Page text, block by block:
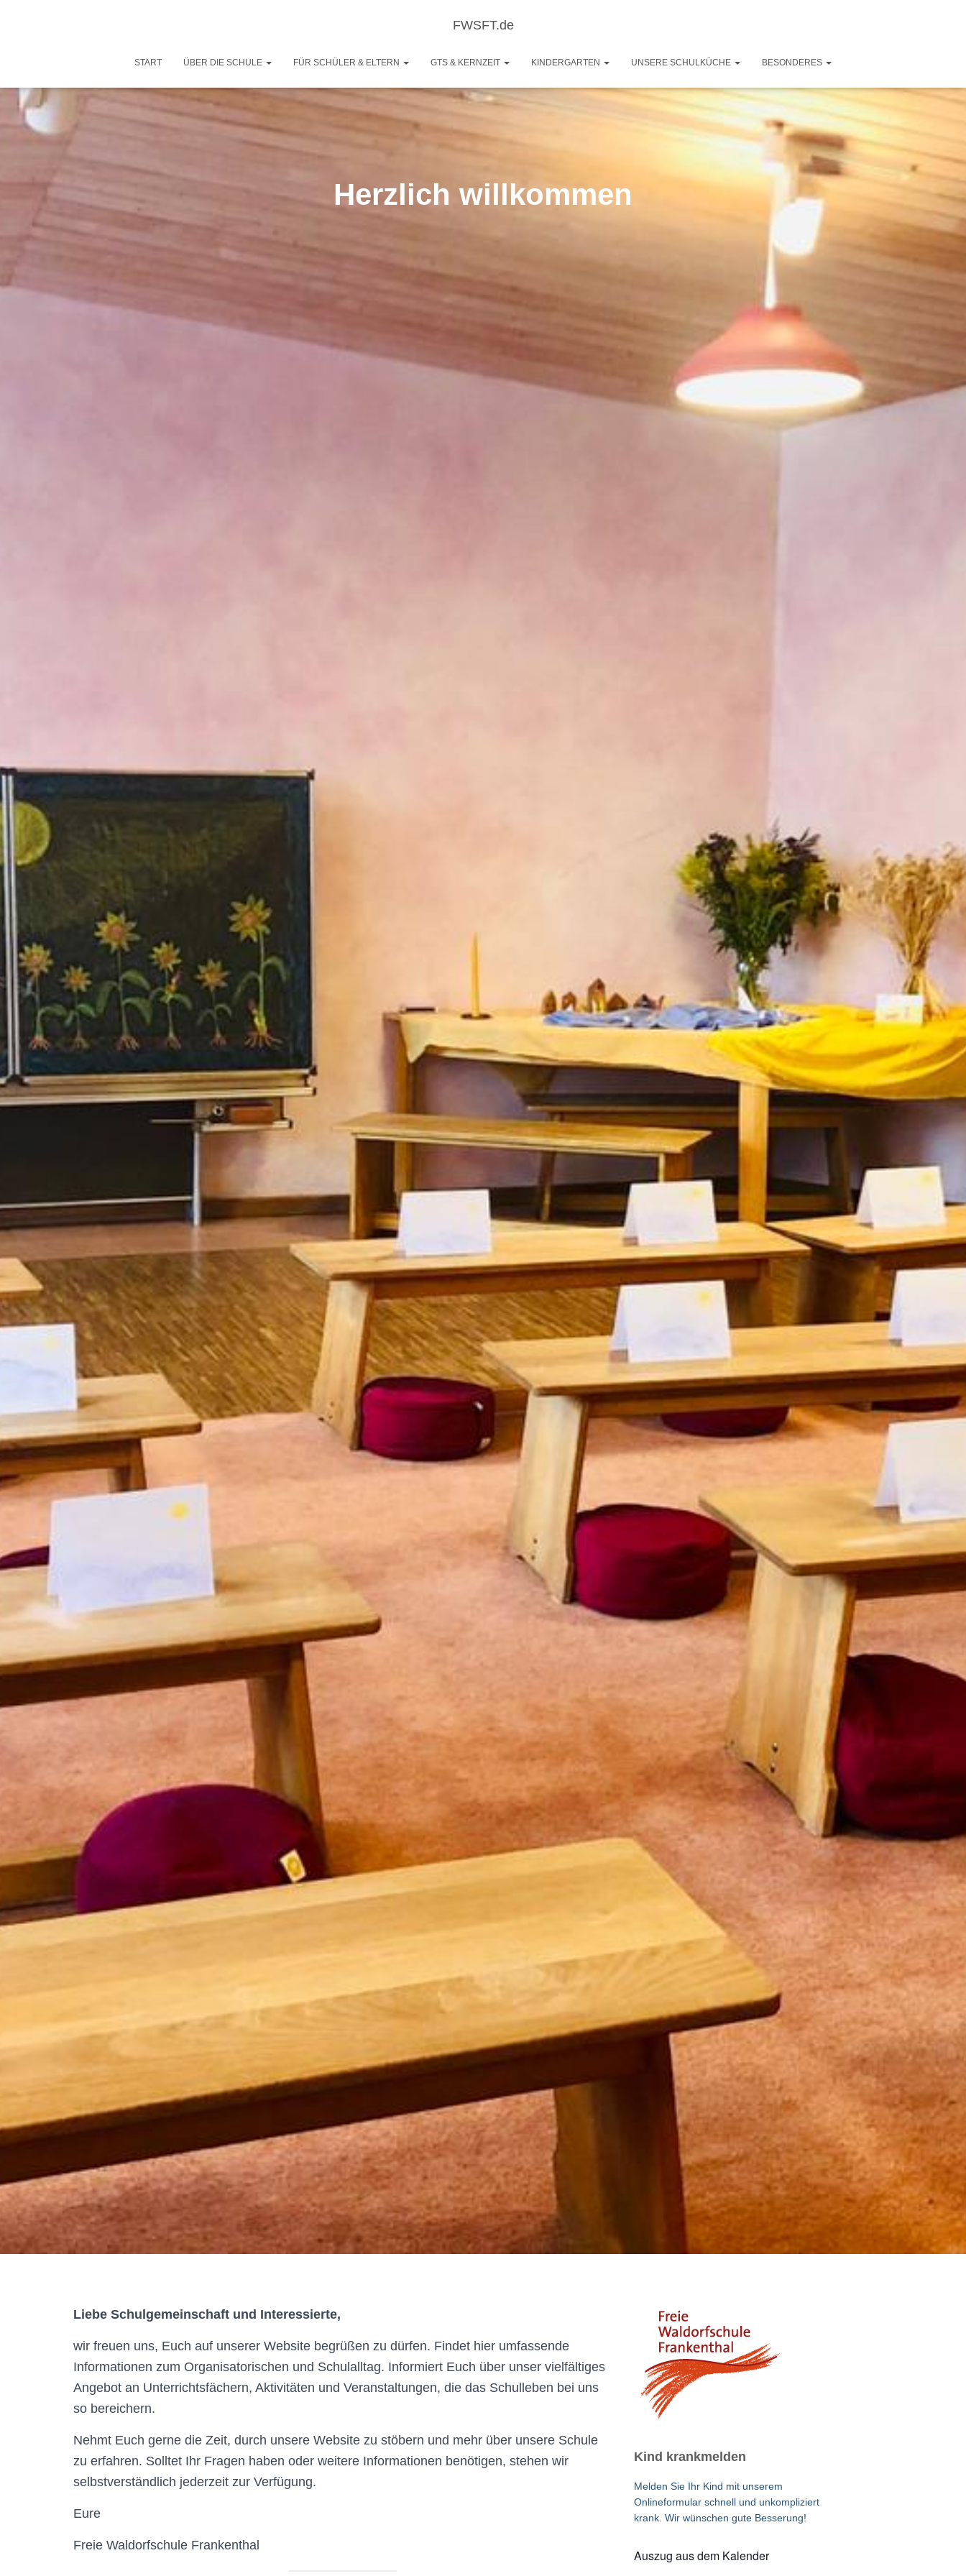
FWSFT.de
START ÜBER DIE SCHULE FÜR SCHÜLER & ELTERN GTS & KERNZEIT KINDERGARTEN UNSERE SCHULKÜCHE BESONDERES
Herzlich willkommen
Liebe Schulgemeinschaft und Interessierte,
wir freuen uns, Euch auf unserer Website begrüßen zu dürfen. Findet hier umfassende
Informationen zum Organisatorischen und Schulalltag. Informiert Euch über unser vielfältiges
Angebot an Unterrichtsfächern, Aktivitäten und Veranstaltungen, die das Schulleben bei uns
so bereichern.
Nehmt Euch gerne die Zeit, durch unsere Website zu stöbern und mehr über unsere Schule
zu erfahren. Solltet Ihr Fragen haben oder weitere Informationen benötigen, stehen wir
selbstverständlich jederzeit zur Verfügung.
Eure
Freie Waldorfschule Frankenthal
Kind krankmelden
Melden Sie Ihr Kind mit unserem
Onlineformular schnell und unkompliziert
krank. Wir wünschen gute Besserung!
Auszug aus dem Kalender